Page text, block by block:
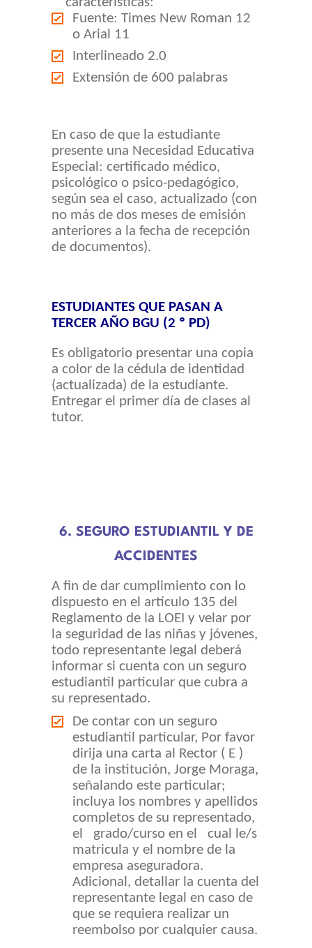
Fuente: Times New Roman 12
o Arial 11
Interlineado 2.0
Extensión de 600 palabras
En caso de que la estudiante
presente una Necesidad Educativa
Especial: certificado médico,
psicológico o psico-pedagógico,
según sea el caso, actualizado (con
no más de dos meses de emisión
anteriores a la fecha de recepción
de documentos).
ESTUDIANTES QUE PASAN A
TERCER AÑO BGU (2 º PD)
Es obligatorio presentar una copia
a color de la cédula de identidad
(actualizada) de la estudiante.
Entregar el primer día de clases al
tutor.
6. SEGURO ESTUDIANTIL Y DE
ACCIDENTES
A fin de dar cumplimiento con lo
dispuesto en el artículo 135 del
Reglamento de la LOEI y velar por
la seguridad de las niñas y jóvenes,
todo representante legal deberá
informar si cuenta con un seguro
estudiantil particular que cubra a
su representado.
De contar con un seguro
estudiantil particular, Por favor
dirija una carta al Rector ( E )
de la institución, Jorge Moraga,
señalando este particular;
incluya los nombres y apellidos
completos de su representado,
el grado/curso en el cual le/s
matricula y el nombre de la
empresa aseguradora.
Adicional, detallar la cuenta del
representante legal en caso de
que se requiera realizar un
reembolso por cualquier causa.